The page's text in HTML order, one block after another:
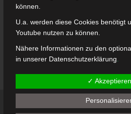
Menü
können.
U.a. werden diese Cookies benötigt
Youtube nutzen zu können.
Nähere Informationen zu den
in unserer Datenschutzerklärung
✓ Akzeptieren